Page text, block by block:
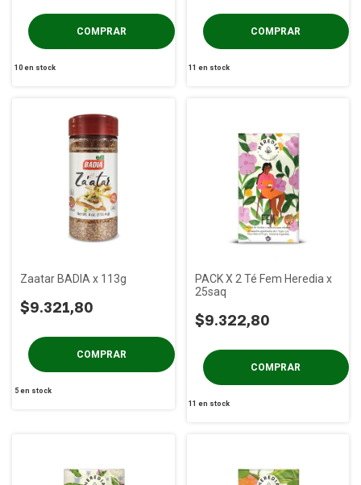
10en stock 11 en stock
Zaatar BADIA x 113g
$9.321,80
5en stock
PACK X 2 Té Fem Heredia x
25saq
$9.322,80
11 en stock